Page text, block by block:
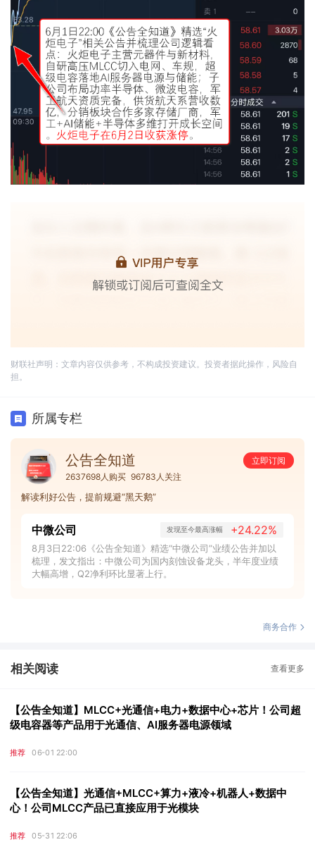
财联社声明：文章内容仅供参考，不构成投资建议。投资者据此操作，风险自
担。
所属专栏
公告全知道
立即订阅
2637698人购买 96783人关注
解读利好公告，提前规避“黑天鹅”
中微公司 发现至今最高涨幅 +24.22%
8月3日22:06《公告全知道》精选“中微公司”业绩公告并加以
梳理，发文指出：中微公司为国内刻蚀设备龙头，半年度业绩
大幅高增，Q2净利环比显著上行。
商务合作
相关阅读 查看更多
【公告全知道】MLCC+光通信+电力+数据中心+芯片！公司超
级电容器等产品用于光通信、AI服务器电源领域
推荐 06-01 22:00
【公告全知道】光通信+MLCC+算力+液冷+机器人+数据中
心！公司MLCC产品已直接应用于光模块
推荐 05-31 22:06